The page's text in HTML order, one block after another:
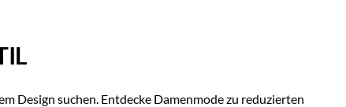
Design suchen. Entdecke Damenmode zu reduzierten